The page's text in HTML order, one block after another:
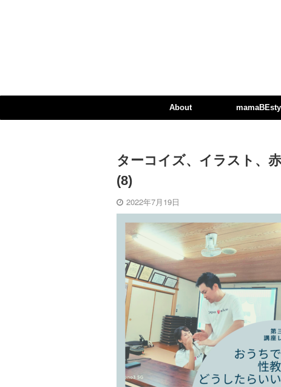
About
ターコイズ、イラスト、
(8)
2022年7月19日